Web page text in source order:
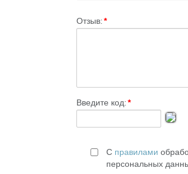
Отзыв:*
Введите код:*
С правилами
персональных